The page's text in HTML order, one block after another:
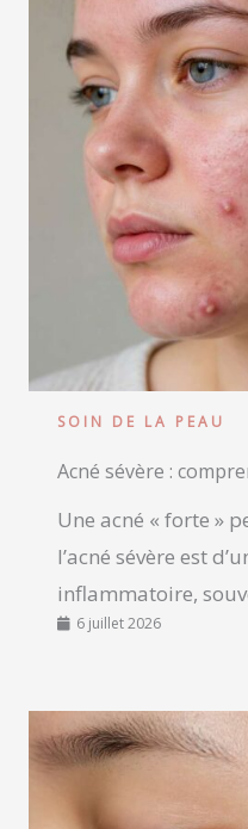
SOIN DE LA PEAU
Acné sévère :
Une acné « forte »
l’acné sévère est
inflammatoire,
6 juillet 2026